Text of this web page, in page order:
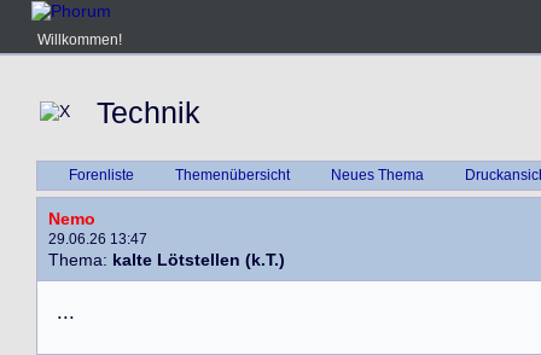
Willkommen!
Technik
Forenliste Themenübersicht Neues Thema
Nemo
29.06.26 13:47
Thema: kalte Lötstellen (k.T.)
...